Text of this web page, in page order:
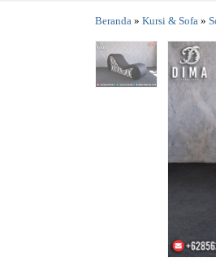
Beranda » Kursi & Sofa »